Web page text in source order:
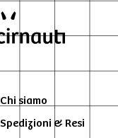
Chi siamo
Spedizioni & Resi